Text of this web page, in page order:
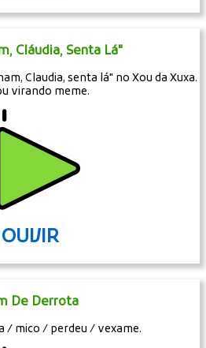
Cláudia, Senta Lá"
Claudia, senta lá" no Xou da Xuxa.
virando meme.
OUVIR
De Derrota
/ mico / perdeu / vexame.